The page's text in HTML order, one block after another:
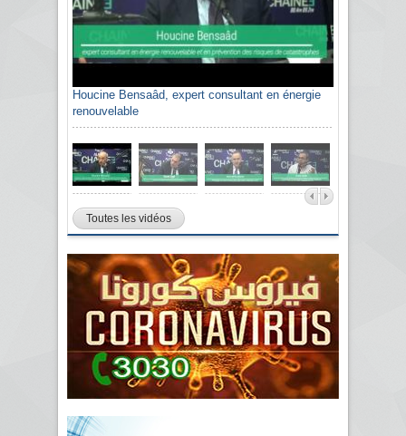
Houcine Bensaâd, expert consultant en énergie
renouvelable
Toutes les vidéos